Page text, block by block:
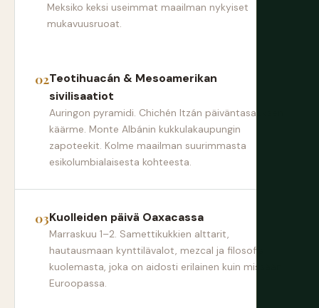
Meksiko keksi useimmat maailman nykyiset
mukavuusruoat.
Teotihuacán & Mesoamerikan
sivilisaatiot
Auringon pyramidi. Chichén Itzán päiväntasauksen
käärme. Monte Albánin kukkulakaupungin
zapoteekit. Kolme maailman suurimmasta
esikolumbialaisesta kohteesta.
Kuolleiden päivä Oaxacassa
Marraskuu 1–2. Samettikukkien alttarit,
hautausmaan kynttilävalot, mezcal ja filosofia
kuolemasta, joka on aidosti erilainen kuin missään
Euroopassa.